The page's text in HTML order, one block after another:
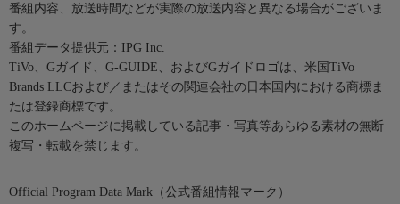
番組内容、放送時間などが実際の放送内容と異なる場合がございま
す。
番組データ提供元：IPG Inc.
TiVo、Gガイド、G-GUIDE、およびGガイドロゴは、米国TiVo
Brands LLCおよび／またはその関連会社の日本国内における商標ま
たは登録商標です。
このホームページに掲載している記事・写真等あらゆる素材の無断
複写・転載を禁じます。
Official Program Data Mark（公式番組情報マーク）